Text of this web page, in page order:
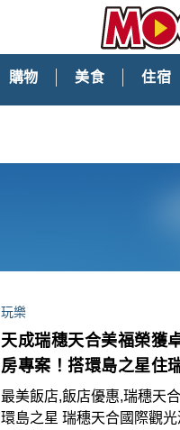
購物 美食 住宿
玩樂
天成瑞穗天合美福榮獲
房專案！搭環島之星住
最美飯店,飯店優惠,瑞穗天
環島之星 瑞穗天合國際觀光酒店、台北美福大飯店再度榮獲